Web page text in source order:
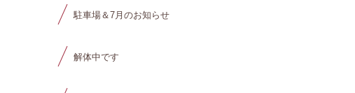
駐車場＆7月のお知らせ
解体中です